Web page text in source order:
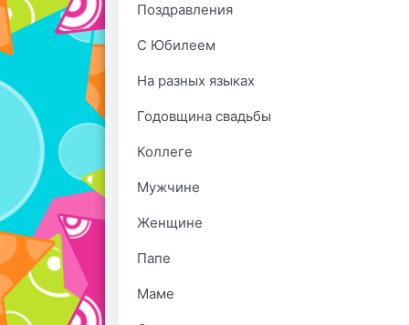
Поздравления
С Юбилеем
На разных языках
Годовщина свадьбы
Коллеге
Мужчине
Женщине
Папе
Маме